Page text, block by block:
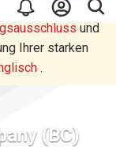
durch ein AI-
und
Ihrer starken
.
(BC)